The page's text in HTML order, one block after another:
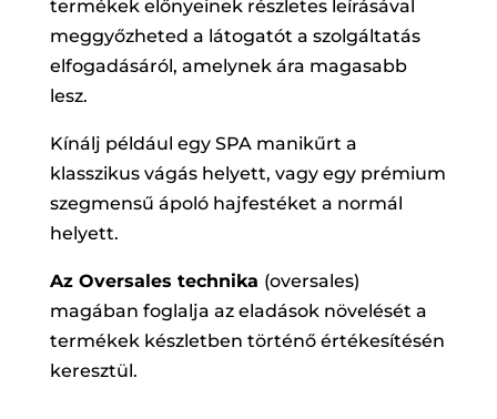
termékek előnyeinek részletes leírásával
meggyőzheted a látogatót a szolgáltatás
elfogadásáról, amelynek ára magasabb
lesz.
Kínálj például egy SPA manikűrt a
klasszikus vágás helyett, vagy egy prémium
szegmensű ápoló hajfestéket a normál
helyett.
Az Oversales technika (oversales)
magában foglalja az eladások növelését a
termékek készletben történő értékesítésén
keresztül.